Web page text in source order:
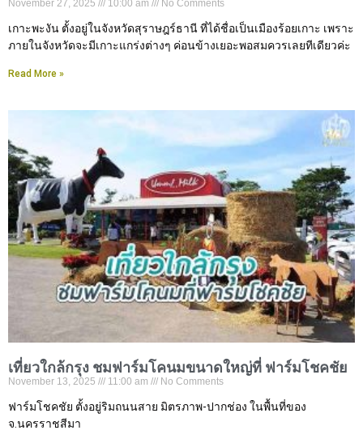
November 27, 2025 10:00 am No Comments
เกาะพะงัน ตั้งอยู่ในจังหวัดสุราษฎร์ธานี ที่ได้ชื่อเป็นเมืองร้อยเกาะ เพราะ
ภายในจังหวัดจะมีเกาะแกร่งต่างๆ ค่อนข้างเยอะพอสมควรเลยทีเดียวค่ะ
Read More »
เที่ยวใกล้กรุง ชมฟาร์มโคนมขนาดใหญ่ที่ ฟาร์มโชคชัย
November 13, 2025 11:00 am No Comments
ฟาร์มโชคชัย ตั้งอยู่ริมถนนสาย มิตรภาพ-ปากช่อง ในพื้นที่ของ
จ.นครราชสีมา